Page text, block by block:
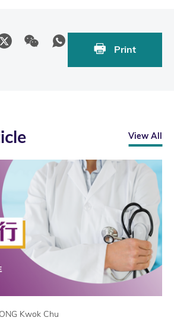
Print
View All
Kwok Chu